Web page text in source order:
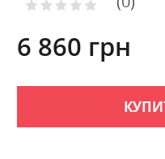
of
the
gallery
Рейтинг:
6 860 грн